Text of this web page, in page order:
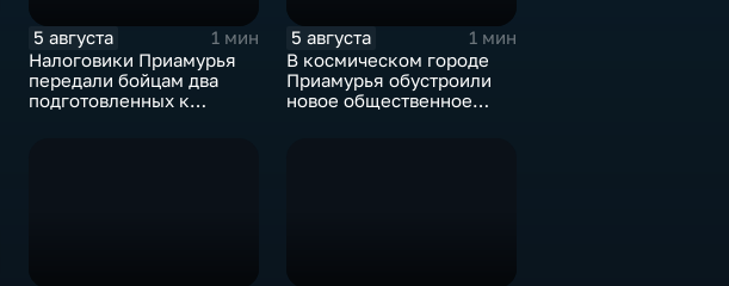
5 августа
1 мин
Налоговики Приамурья
передали бойцам два
подготовленных к
5 августа
1 мин
В космическом городе
Приамурья обустроили
новое общественное